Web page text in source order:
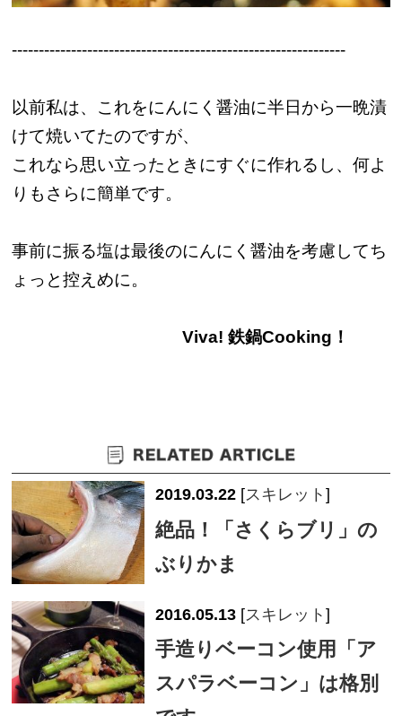
--------------------------------------------------------------
以前私は、これをにんにく醤油に半日から一晩漬
けて焼いてたのですが、
これなら思い立ったときにすぐに作れるし、何よ
りもさらに簡単です。
事前に振る塩は最後のにんにく醤油を考慮してち
ょっと控えめに。
Viva! 鉄鍋Cooking！
2019.03.22 [スキレット]
絶品！「さくらブリ」の
ぶりかま
2016.05.13 [スキレット]
手造りベーコン使用「ア
スパラベーコン」は格別